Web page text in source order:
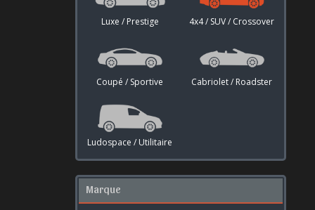
Luxe / Prestige 4x4 / SUV / Crossover
Coupé / Sportive Cabriolet / Roadster
Ludospace / Utilitaire
Marque